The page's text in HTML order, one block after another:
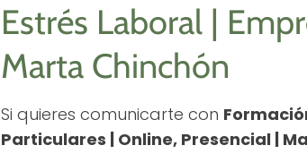
Estrés Laboral |
Marta Chinchón
Si quieres comunicarte con
Particulares | Online, Presencial |